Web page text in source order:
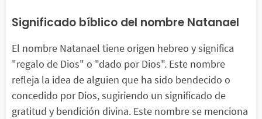
Significado bíblico del nombre Natanael
El nombre Natanael tiene origen hebreo y significa
"regalo de Dios" o "dado por Dios". Este nombre
refleja la idea de alguien que ha sido bendecido o
concedido por Dios, sugiriendo un significado de
gratitud y bendición divina. Este nombre se menciona